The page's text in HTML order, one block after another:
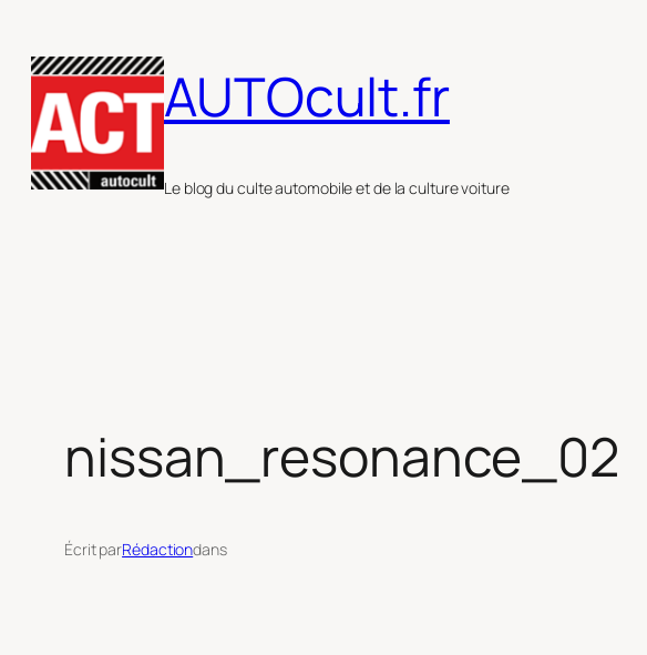
au
contenu
AUTOcult.fr
Le blog du culte automobile et de la culture voiture
nissan_resonance_02
Écrit parRédactiondans